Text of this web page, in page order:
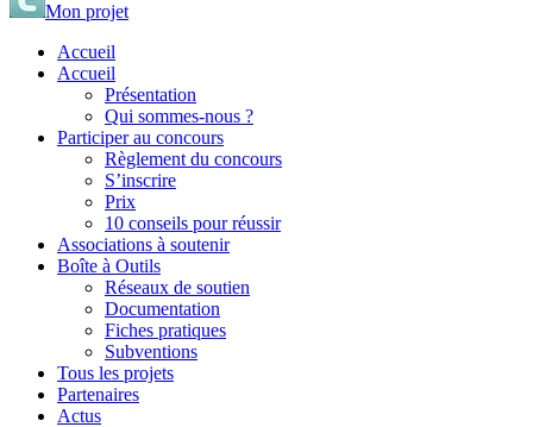
Mon projet
Accueil
Accueil
Présentation
Qui sommes-nous ?
Participer au concours
Règlement du concours
S’inscrire
Prix
10 conseils pour réussir
Associations à soutenir
Boîte à Outils
Réseaux de soutien
Documentation
Fiches pratiques
Subventions
Tous les projets
Partenaires
Actus